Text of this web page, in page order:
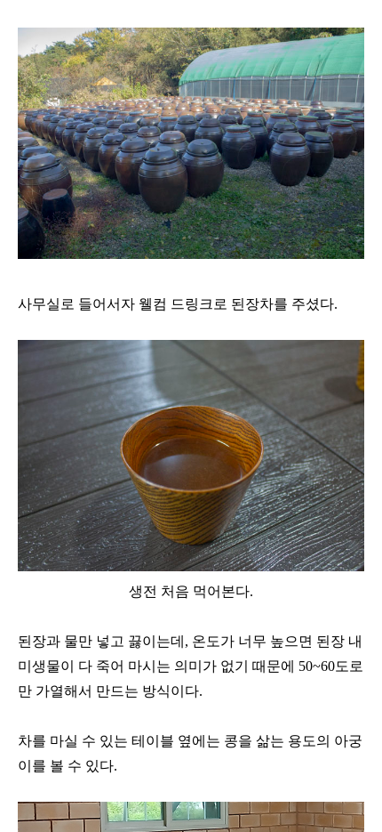
사무실로 들어서자 웰컴 드링크로 된장차를 주셨다.
생전 처음 먹어본다.
된장과 물만 넣고 끓이는데, 온도가 너무 높으면 된장 내
미생물이 다 죽어 마시는 의미가 없기 때문에 50~60도로
만 가열해서 만드는 방식이다.
차를 마실 수 있는 테이블 옆에는 콩을 삶는 용도의 아궁
이를 볼 수 있다.